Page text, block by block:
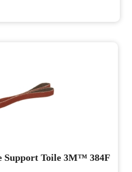
Support Toile 3M™ 384F